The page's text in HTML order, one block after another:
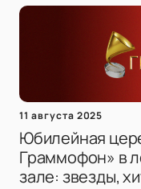
11 августа 2025
Юбилейная
Граммофон» в
зале: звезды,